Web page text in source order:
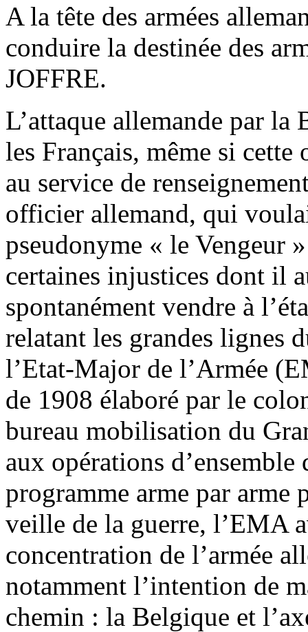
A la tête des armées
conduire la destinée des
JOFFRE.
L’attaque allemande par
les Français, même si cette
au service de
officier allemand, qui
pseudonyme « le Vengeur
certaines injustices dont il
spontanément vendre à
relatant les grandes lignes
l’Etat-Major de l’Armée
de 1908 élaboré par le
bureau mobilisation du
aux opérations
programme arme par
veille de la guerre, l’EMA
concentration de l’armée
notamment l’intention de
chemin : la Belgique et